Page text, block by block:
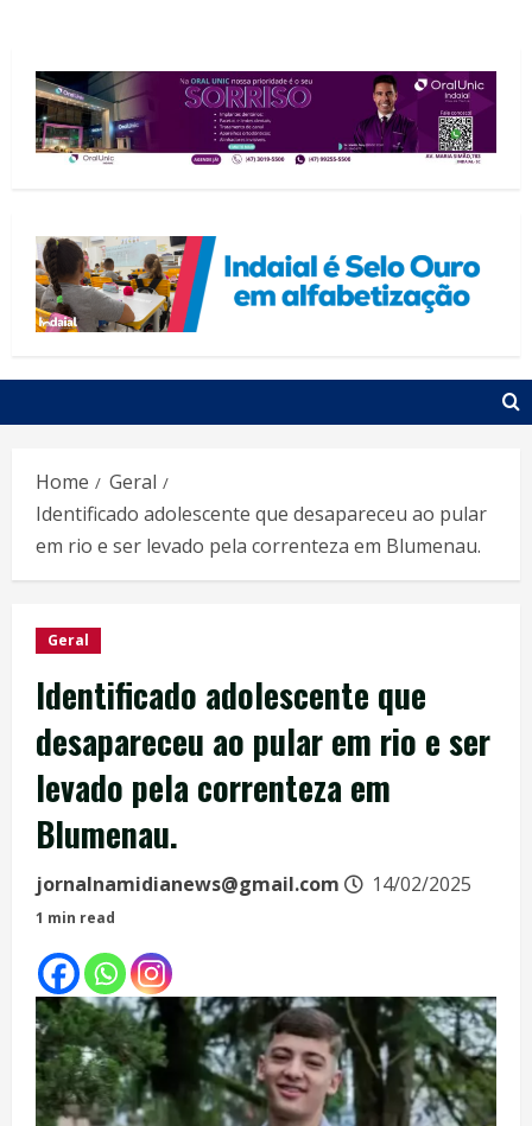
Home
Geral
Identificado adolescente que desapareceu ao pular
em rio e ser levado pela correnteza em Blumenau.
Geral
Identificado adolescente que
desapareceu ao pular em rio e ser
levado pela correnteza em
Blumenau.
jornalnamidianews@gmail.com 14/02/2025
1 min read